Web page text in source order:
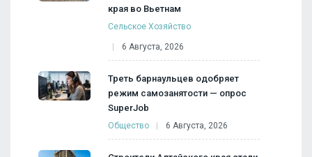
края во Вьетнам
Сельское Хозяйство
6 Августа, 2026
Треть барнаульцев одобряет
режим самозанятости — опрос
SuperJob
Общество 6 Августа, 2026